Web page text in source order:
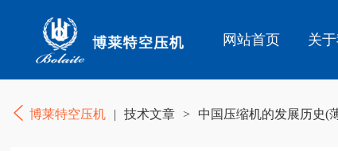
网站首页 关
博莱特空压机 | 技术文章 > 中国压缩机的发展历史(